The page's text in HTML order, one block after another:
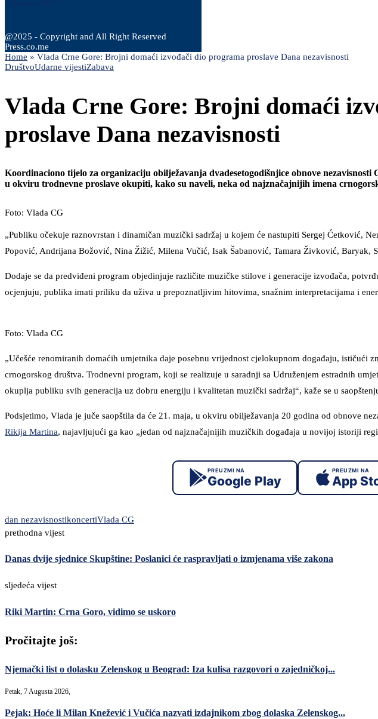
@2025 - Copyright and All Right Reserved
Press.co.me
Home » Vlada Crne Gore: Brojni domaći izvođači dio programa proslave Dana nezavisnosti
DruštvoUdarne vijestiZabava
Vlada Crne Gore: Brojni domaći
proslave Dana nezavisnosti
Koordinaciono tijelo za organizaciju obilježavanja dvadesetogodišnjice obnove
u okviru trodnevne proslave okupiti, kako su naveli, neka od najznačajnijih imena
Foto: Vlada CG
„Publiku očekuje raznovrstan i dinamičan muzički sadržaj u kojem će nastupiti Sergej Ćetković,
Popović, Andrijana Božović, Nina Žižić, Milena Vučić, Isak Šabanović, Tamara Živković, Baryak,
Dodaje se da predviđeni program objedinjuje različite muzičke stilove i generacije izvođača,
ocjenjuju, publika imati priliku da uživa u prepoznatljivim hitovima, snažnim interpretacijama i
Foto: Vlada CG
„Učešće renomiranih domaćih umjetnika daje posebnu vrijednost cjelokupnom događaju, ističući
crnogorskog društva. Trodnevni program, koji se realizuje u saradnji sa Udruženjem estradnih
okuplja publiku svih generacija uz dobru energiju i kvalitetan muzički sadržaj“, kaže se u
Podsjetimo, Vlada je juče saopštila da će 21. maja, u okviru obilježavanja 20 godina od obnove
Rikija Martina, najavljujući ga kao „jedan od najznačajnijih muzičkih događaja u novijoj istoriji
PREUZMI NA
Google Play
PREUZMI NA
App
dan nezavisnostikoncertiVlada CG
prethodna vijest
Danas dvije sjednice Skupštine: Poslanici će raspravljati o izmjenama više zakona
sljedeća vijest
Riki Martin: Crna Goro, vidimo se uskoro
Pročitajte još:
Njemački list o dolasku Zelenskog u Beograd: Iza kulisa razgovori o zajedničkoj...
Petak, 7 Augusta 2026,
Pejak: Hoće li Milan Knežević i Vučića nazvati izdajnikom zbog dolaska Zelenskog...